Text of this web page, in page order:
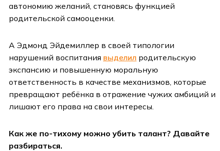
автономию желаний, становясь функцией
родительской самооценки.
А Эдмонд Эйдемиллер в своей типологии
нарушений воспитания выделил родительскую
экспансию и повышенную моральную
ответственность в качестве механизмов, которые
превращают ребёнка в отражение чужих амбиций и
лишают его права на свои интересы.
Как же по-тихому можно убить талант? Давайте
разбираться.